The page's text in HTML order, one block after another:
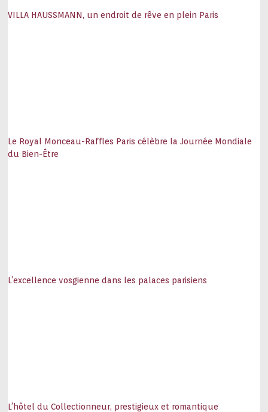
VILLA HAUSSMANN, un endroit de rêve en plein Paris
Le Royal Monceau-Raffles Paris célèbre la Journée Mondiale
du Bien-Être
L’excellence vosgienne dans les palaces parisiens
L’hôtel du Collectionneur, prestigieux et romantique